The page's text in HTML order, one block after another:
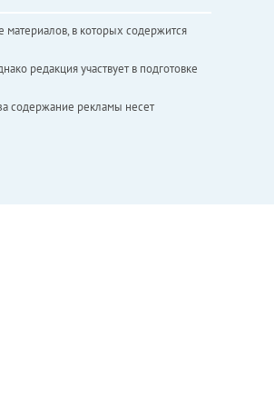
в которых содержится
редакция участвует в подготовке
содержание рекламы несет